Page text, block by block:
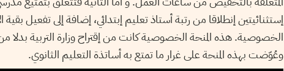
إستثنائيتين إنطلاقا من رتبة أستاذ تعليم إبتدائي، إضافة إلى تفعيل بقية
الخصوصية. هذه المنحة الخصوصية كانت من إقتراح وزارة التربية
وعُوّضت بهذه المنحة على غرار ما تمتع به أساتذة التعليم الثانوي.